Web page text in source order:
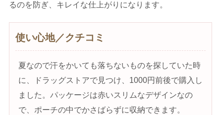
るのを防ぎ、キレイな仕上がりになります。
使い心地／クチコミ
夏なので汗をかいても落ちないものを探していた時
に、ドラッグストアで見つけ、1000円前後で購入し
ました。パッケージは赤いスリムなデザインなの
で、ポーチの中でかさばらずに収納できます。